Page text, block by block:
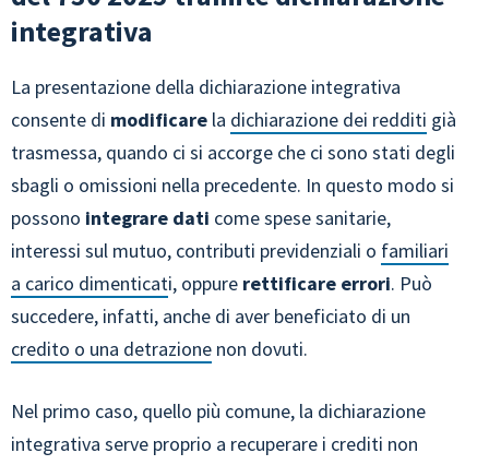
integrativa
La presentazione della dichiarazione integrativa
consente di modificare la dichiarazione dei redditi già
trasmessa, quando ci si accorge che ci sono stati degli
sbagli o omissioni nella precedente. In questo modo si
possono integrare dati come spese sanitarie,
interessi sul mutuo, contributi previdenziali o familiari
a carico dimenticati, oppure rettificare errori. Può
succedere, infatti, anche di aver beneficiato di un
credito o una detrazione non dovuti.
Nel primo caso, quello più comune, la dichiarazione
integrativa serve proprio a recuperare i crediti non